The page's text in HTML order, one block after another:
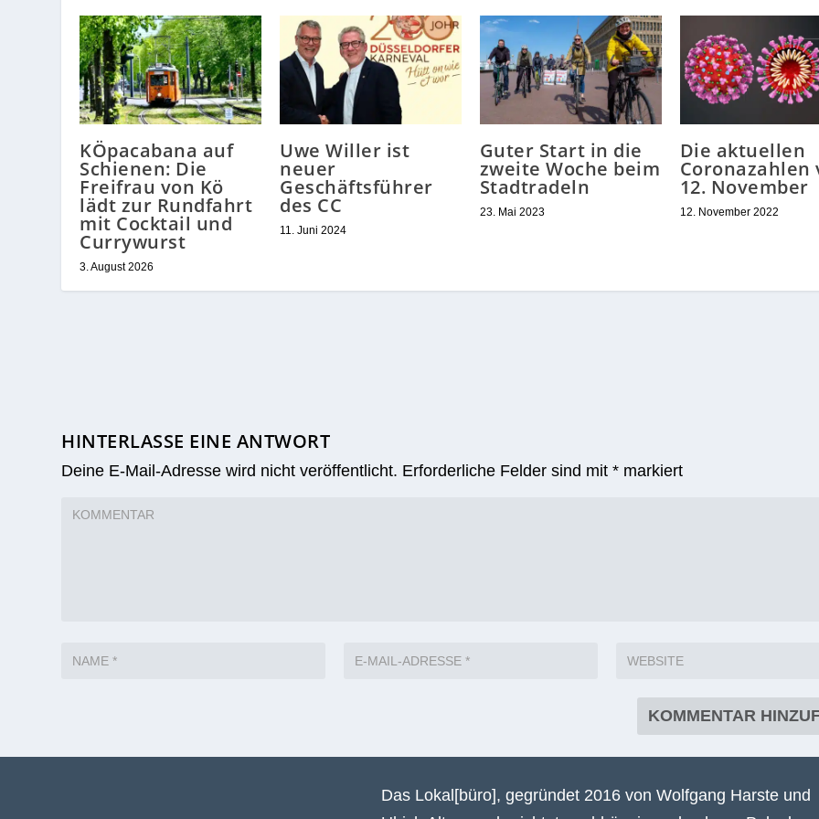
KÖpacabana auf
Schienen: Die
Freifrau von Kö
lädt zur Rundfahrt
mit Cocktail und
Currywurst
3. August 2026
Uwe Willer ist
neuer
Geschäftsführer
des CC
11. Juni 2024
Guter Start in die
zweite Woche beim
Stadtradeln
23. Mai 2023
Die aktuellen
Coronazahlen
12. November
12. November 2022
HINTERLASSE EINE ANTWORT
Deine E-Mail-Adresse wird nicht veröffentlicht. Erforderliche Felder sind mit* markiert
Das Lokal[büro], gegründet 2016 von Wolfgang Harste und